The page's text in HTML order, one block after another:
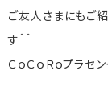
ご友人さまにもご
す＾＾
ＣｏＣｏＲｏプラセ